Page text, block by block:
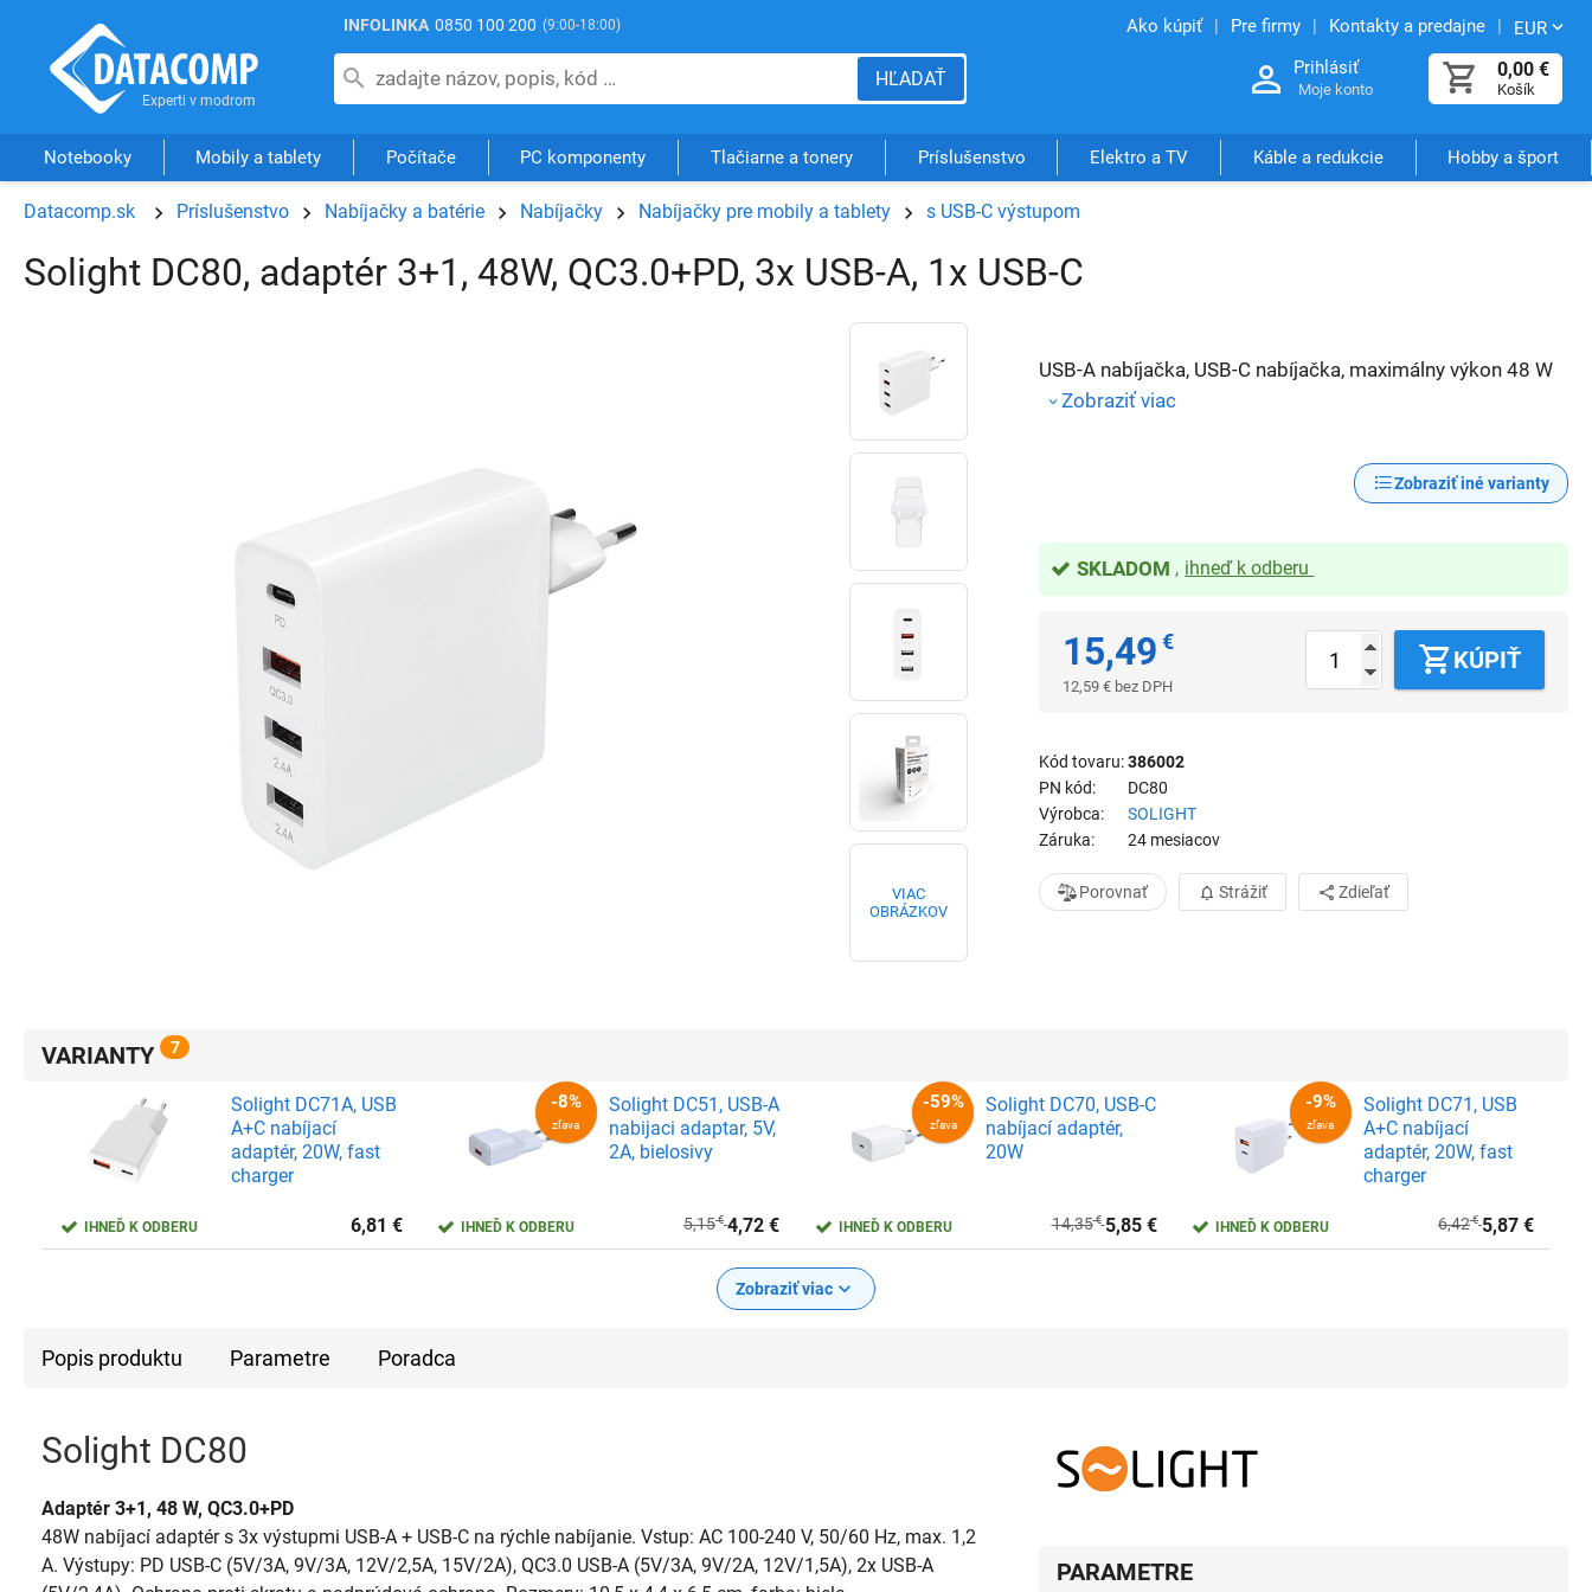
INFOLINKA 0850 100 200 (9:00-18:00) Ako kúpiť Pre firmy Kontakty a predajne EUR
0,00 €
Košík
Prihlásiť
Moje konto
HĽADAŤ
Notebooky Mobily a tablety Počítače PC komponenty Tlačiarne a tonery Príslušenstvo Elektro a TV Káble a redukcie Hobby a šport
Datacomp.sk Príslušenstvo Nabíjačky a batérie Nabíjačky Nabíjačky pre mobily a tablety s USB-C výstupom
Solight DC80, adaptér 3+1, 48W, QC3.0+PD, 3x USB-A, 1x USB-C
VIAC
OBRÁZKOV
USB-A nabíjačka, USB-C nabíjačka, maximálny výkon 48 W
Zobraziť viac
Zobraziť iné varianty
SKLADOM ihneď k odberu
15,49 €
12,59 € bez DPH
KÚPIŤ
Kód tovaru 386002
PN kód
DC80
Výrobca
SOLIGHT
Záruka
24 mesiacov
Porovnať Strážiť Zdieľať
VARIANTY 7
IHNEĎ K ODBERU
Solight DC71A, USB
A+C nabíjací
adaptér, 20W, fast
charger
6,81 € IHNEĎ K ODBERU
Solight DC51, USB-A
nabijaci adaptar, 5V,
2A, bielosivy
4,72 €
5,15€ IHNEĎ K ODBERU
Solight DC70, USB-C
nabíjací adaptér,
20W
5,85€
14,35€ IHNEĎ K ODBERU
Solight DC71, USB
A+C nabíjací
adaptér, 20W, fast
charger
5,87 €
6,42€
Zobraziť viac
Popis produktu Parametre Poradca
Solight DC80
Adaptér 3+1, 48 W, QC3.0+PD
48W nabíjací adaptér s 3x výstupmi USB-A + USB-C na rýchle nabíjanie. Vstup: AC 100-240 V, 50/60 Hz, max. 1,2
A. Výstupy: PD USB-C (5V/3A, 9V/3A, 12V/2,5A, 15V/2A), QC3.0 USB-A (5V/3A, 9V/2A, 12V/1,5A), 2x USB-A
PARAMETRE